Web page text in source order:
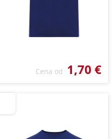
Cena od 1,70 €